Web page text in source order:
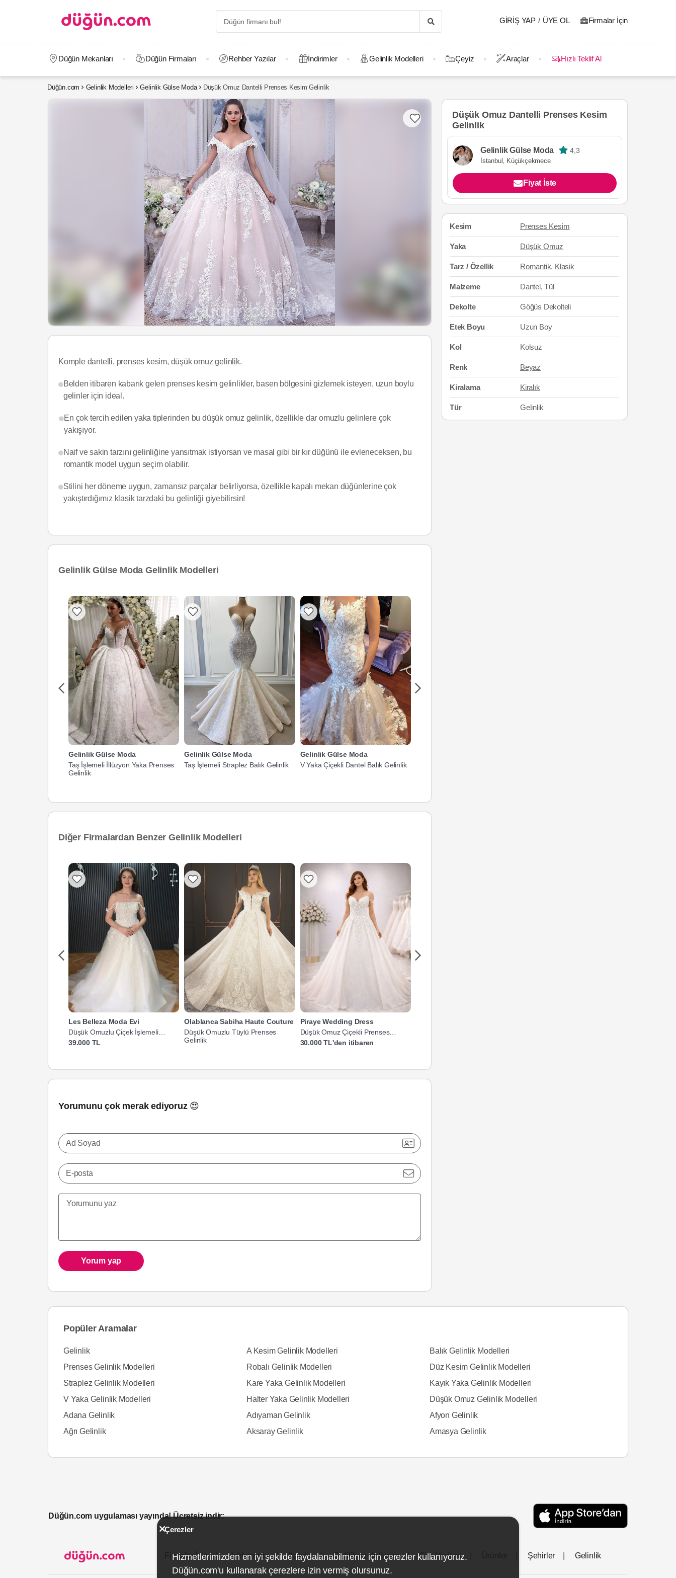
GIRIŞ YAP / ÜYE OL Firmalar İçin
Düğün Mekanları Düğün Firmaları Rehber Yazılar İndirimler Gelinlik Modelleri Çeyiz Araçlar Hızlı Teklif Al
Düğün.com Gelinlik Modelleri Gelinlik Gülse Moda Düşük Omuz Dantelli Prenses Kesim Gelinlik
Komple dantelli, prenses kesim, düşük omuz gelinlik.
Belden itibaren kabarık gelen prenses kesim gelinlikler, basen bölgesini gizlemek isteyen, uzun boylu
gelinler için ideal.
En çok tercih edilen yaka tiplerinden bu düşük omuz gelinlik, özellikle dar omuzlu gelinlere çok
yakışıyor.
Naif ve sakin tarzını gelinliğine yansıtmak istiyorsan ve masal gibi bir kır düğünü ile evleneceksen, bu
romantik model uygun seçim olabilir.
Stilini her döneme uygun, zamansız parçalar belirliyorsa, özellikle kapalı mekan düğünlerine çok
yakıştırdığımız klasik tarzdaki bu gelinliği giyebilirsin!
Gelinlik Gülse Moda Gelinlik Modelleri
Gelinlik Gülse Moda
Taş İşlemeli İllüzyon Yaka Prenses
Gelinlik
Gelinlik Gülse Moda
Taş İşlemeli Straplez Balık Gelinlik
Gelinlik Gülse Moda
V Yaka Çiçekli Dantel Balık Gelinlik
Diğer Firmalardan Benzer Gelinlik Modelleri
Les Belleza Moda Evi
Düşük Omuzlu Çiçek İşlemeli
Prenses Gelinlik
39.000 TL
Olablanca Sabiha Haute Couture
Düşük Omuzlu Tüylü Prenses
Gelinlik
Piraye Wedding Dress
Düşük Omuz Çiçekli Prenses
Gelinlik
30.000 TL'den itibaren
Yorumunu çok merak ediyoruz 😍
Ad Soyad
E-posta
Yorum yap
Düşük Omuz Dantelli Prenses Kesim
Gelinlik
Gelinlik Gülse Moda 4,3
İstanbul, Küçükçekmece
Fiyat İste
Kesim Prenses Kesim
Yaka Düşük Omuz
Tarz / Özellik Romantik, Klasik
Malzeme Dantel, Tül
Dekolte Göğüs Dekolteli
Etek Boyu Uzun Boy
Kol Kolsuz
Renk Beyaz
Kiralama Kiralık
Tür Gelinlik
Popüler Aramalar
Gelinlik A Kesim Gelinlik Modelleri
Balık Gelinlik Modelleri
Prenses Gelinlik Modelleri
Robalı Gelinlik Modelleri
Düz Kesim Gelinlik Modelleri
Straplez Gelinlik Modelleri
Kare Yaka Gelinlik Modelleri
Kayık Yaka Gelinlik Modelleri
V Yaka Gelinlik Modelleri
Halter Yaka Gelinlik Modelleri
Düşük Omuz Gelinlik Modelleri
Adana Gelinlik
Adıyaman Gelinlik
Afyon Gelinlik
Ağrı Gelinlik
Aksaray Gelinlik Amasya Gelinlik
Düğün.com uygulaması yayında! Ücretsiz indir:
Firmalar İçin Hakkımızda İletişim Gizlilik ve Kullanım Site Haritası Şehirler Gelinlik
Çerezler
Hizmetlerimizden en iyi şekilde faydalanabilmeniz için çerezler kullanıyoruz.
Düğün.com'u kullanarak çerezlere izin vermiş olursunuz.